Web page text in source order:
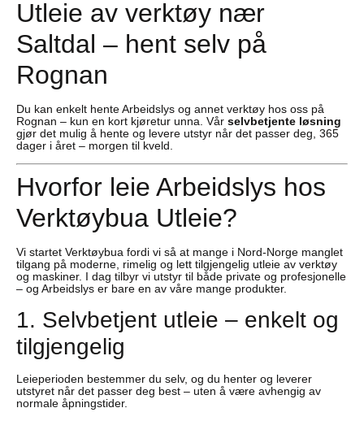
Utleie av verktøy nær
Saltdal – hent selv på
Rognan
Du kan enkelt hente Arbeidslys og annet verktøy hos oss på
Rognan – kun en kort kjøretur unna. Vår selvbetjente løsning
gjør det mulig å hente og levere utstyr når det passer deg, 365
dager i året – morgen til kveld.
Hvorfor leie Arbeidslys hos
Verktøybua Utleie?
Vi startet Verktøybua fordi vi så at mange i Nord-Norge manglet
tilgang på moderne, rimelig og lett tilgjengelig utleie av verktøy
og maskiner. I dag tilbyr vi utstyr til både private og profesjonelle
– og Arbeidslys er bare en av våre mange produkter.
1. Selvbetjent utleie – enkelt og
tilgjengelig
Leieperioden bestemmer du selv, og du henter og leverer
utstyret når det passer deg best – uten å være avhengig av
normale åpningstider.